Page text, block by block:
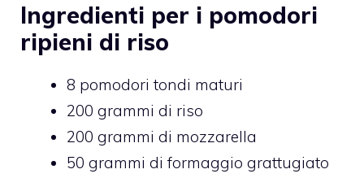
Ingredienti per i pomodori
ripieni di riso
8 pomodori tondi maturi
200 grammi di riso
200 grammi di mozzarella
50 grammi di formaggio grattugiato